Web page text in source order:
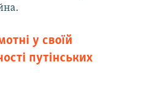
у своїй
путінських